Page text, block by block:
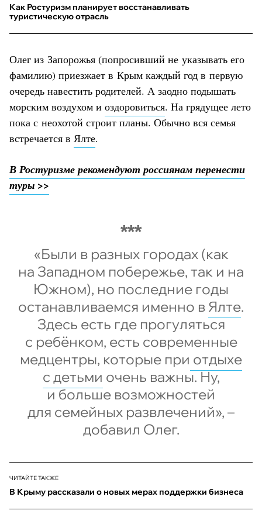
Как Ростуризм планирует восстанавливать
туристическую отрасль
Олег из Запорожья (попросивший не указывать его
фамилию) приезжает в Крым каждый год в первую
очередь навестить родителей. А заодно подышать
морским воздухом и оздоровиться. На грядущее лето
пока с неохотой строит планы. Обычно вся семья
встречается в Ялте.
В Ростуризме рекомендуют россиянам перенести
туры >>
«Были в разных городах (как
на Западном побережье, так и на
Южном), но последние годы
останавливаемся именно в Ялте.
Здесь есть где прогуляться
с ребёнком, есть современные
медцентры, которые при отдыхе
с детьми очень важны. Ну,
и больше возможностей
для семейных развлечений», –
добавил Олег.
ЧИТАЙТЕ ТАКЖЕ
В Крыму рассказали о новых мерах поддержки бизнеса